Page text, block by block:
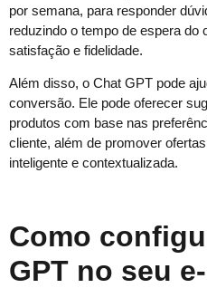
por semana, para responder
reduzindo o tempo de espera do
satisfação e fidelidade.
Além disso, o Chat GPT pode
conversão. Ele pode oferecer
produtos com base nas
cliente, além de promover
inteligente e contextualizada.
Como
GPT no seu